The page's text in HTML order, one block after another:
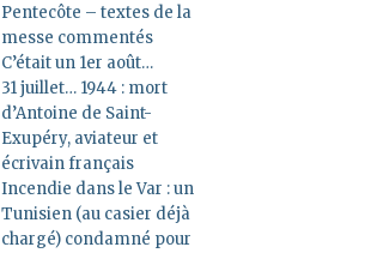
Pentecôte – textes de la
messe commentés
C’était un 1er août…
31 juillet… 1944 : mort
d’Antoine de Saint-
Exupéry, aviateur et
écrivain français
Incendie dans le Var : un
Tunisien (au casier déjà
chargé) condamné pour